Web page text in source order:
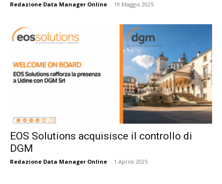
Redazione Data Manager Online - 19 Maggio 2025
EOS Solutions acquisisce il controllo di
DGM
Redazione Data Manager Online - 1 Aprile 2025